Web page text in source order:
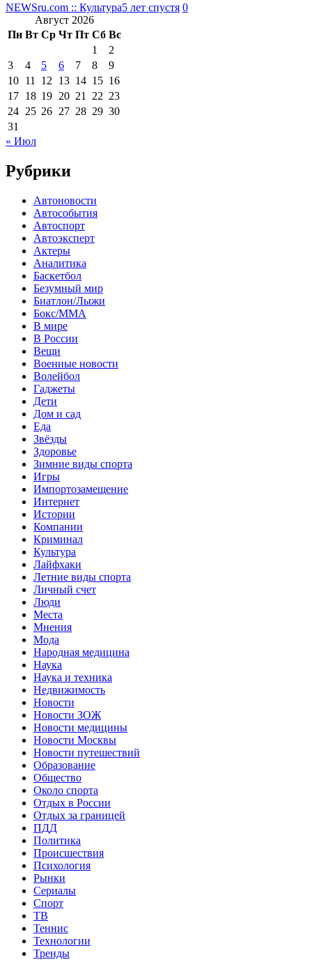
NEWSru.com :: Культура5 лет спустя 0
Август 2026
Пн Вт Ср Чт Пт Сб Вс
1
2
3
4 5 6 7 8
9
10 11 12 13 14 15 16
17 18 19 20 21 22 23
24 25 26 27 28 29 30
31
« Июл
Рубрики
Автоновости
Автособытия
Автоспорт
Автоэксперт
Актеры
Аналитика
Баскетбол
Безумный мир
Биатлон/Лыжи
Бокс/MMA
В мире
В России
Вещи
Военные новости
Волейбол
Гаджеты
Дети
Дом и сад
Еда
Звёзды
Здоровье
Зимние виды спорта
Игры
Импортозамещение
Интернет
Истории
Компании
Криминал
Культура
Лайфхаки
Летние виды спорта
Личный счет
Люди
Места
Мнения
Мода
Народная медицина
Наука
Наука и техника
Недвижимость
Новости
Новости ЗОЖ
Новости медицины
Новости Москвы
Новости путешествий
Образование
Общество
Около спорта
Отдых в России
Отдых за границей
ПДД
Политика
Происшествия
Психология
Рынки
Сериалы
Спорт
ТВ
Теннис
Технологии
Тренды